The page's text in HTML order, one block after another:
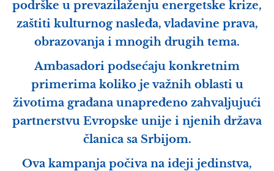
podrške u prevazilaženju energetske krize,
zaštiti kulturnog nasleđa, vladavine prava,
obrazovanja i mnogih drugih tema.
Ambasadori podsećaju konkretnim
primerima koliko je važnih oblasti u
životima građana unapređeno zahvaljujući
partnerstvu Evropske unije i njenih država
članica sa Srbijom.
Ova kampanja počiva na ideji jedinstva,